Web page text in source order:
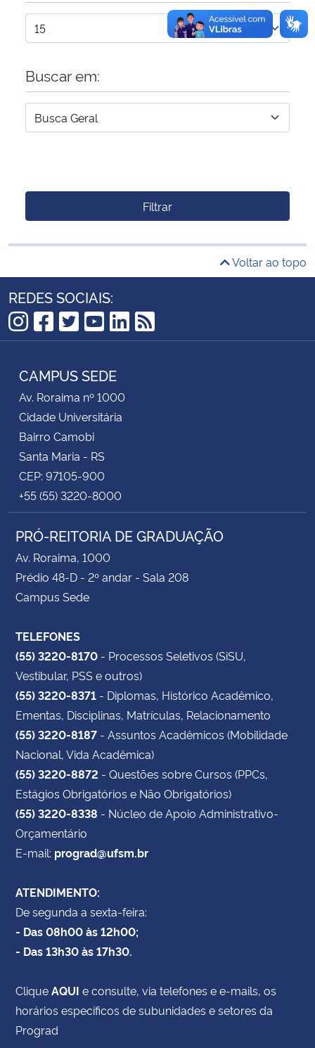
Buscar em:
Filtrar
Voltar ao topo
REDES SOCIAIS:
Instagram
Facebook
Twitter
YouTube
LinkedIn
RSS
CAMPUS SEDE
Av. Roraima nº 1000
Cidade Universitária
Bairro Camobi
Santa Maria - RS
CEP: 97105-900
+55 (55) 3220-8000
PRÓ-REITORIA DE GRADUAÇÃO
Av. Roraima, 1000
Prédio 48-D - 2º andar - Sala 208
Campus Sede
TELEFONES
(55) 3220-8170 - Processos Seletivos (SiSU,
Vestibular, PSS e outros)
(55) 3220-8371 - Diplomas, Histórico Acadêmico,
Ementas, Disciplinas, Matrículas, Relacionamento
(55) 3220-8187 - Assuntos Acadêmicos (Mobilidade
Nacional, Vida Acadêmica)
(55) 3220-8872 - Questões sobre Cursos (PPCs,
Estágios Obrigatórios e Não Obrigatórios)
(55) 3220-8338 - Núcleo de Apoio Administrativo-
Orçamentário
E-mail: prograd@ufsm.br
ATENDIMENTO:
De segunda a sexta-feira:
- Das 08h00 às 12h00;
- Das 13h30 às 17h30.
CliqueAQUI e consulte, via telefones e e-mails, os
horários específicos de subunidades e setores da
Prograd